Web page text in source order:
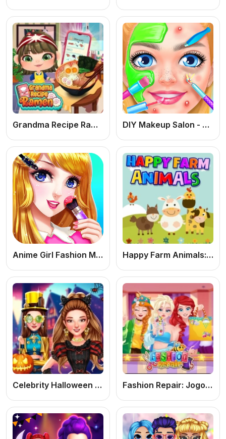
Grandma Recipe Ramen: Jogo de Cozinhar Online Grátis de Ramen Caseiro para PC e Celular DIY Makeup Salon - SPA Makeover Studio
Anime Girl Fashion Make Up Happy Farm Animals: Jogo Educacional Infantil Online Grátis de Animais da Fazenda para Crianças
Celebrity Halloween Costumes: Jogo de Moda Halloween Online Grátis para Criar Looks Incríveis Fashion Repair: Jogo de Moda Online Grátis para Criar Looks e Consertar Roupas